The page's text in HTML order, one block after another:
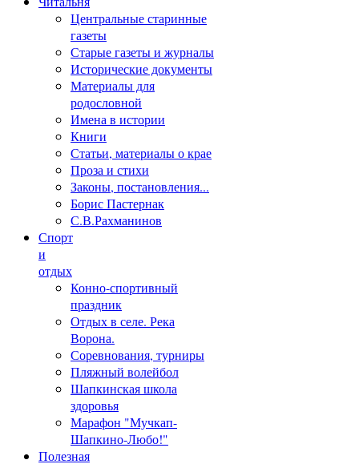
Центральные старинные
газеты
Старые газеты и журналы
Исторические документы
Материалы для
родословной
Имена в истории
Книги
Статьи, материалы о крае
Проза и стихи
Законы, постановления...
Борис Пастернак
С.В.Рахманинов
Спорт
и
отдых
Конно-спортивный
праздник
Отдых в селе. Река
Ворона.
Соревнования, турниры
Пляжный волейбол
Шапкинская школа
здоровья
Марафон "Мучкап-
Шапкино-Любо!"
Полезная